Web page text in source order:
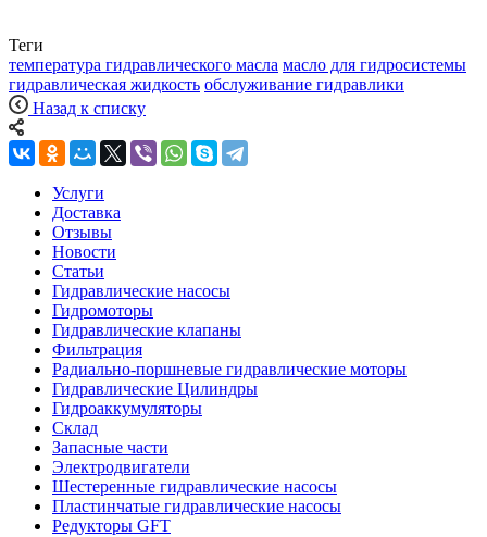
Теги
температура гидравлического масла масло для гидросистемы
гидравлическая жидкость обслуживание гидравлики
Назад к списку
Услуги
Доставка
Отзывы
Новости
Статьи
Гидравлические насосы
Гидромоторы
Гидравлические клапаны
Фильтрация
Радиально-поршневые гидравлические моторы
Гидравлические Цилиндры
Гидроаккумуляторы
Склад
Запасные части
Электродвигатели
Шестеренные гидравлические насосы
Пластинчатые гидравлические насосы
Редукторы GFT